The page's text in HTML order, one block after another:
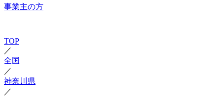
事業主の方
TOP
／
全国
／
神奈川県
／